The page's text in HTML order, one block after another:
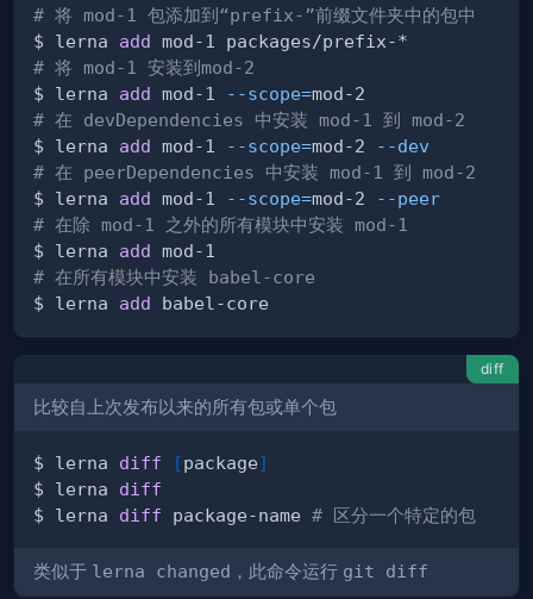
# 将 mod-1 包添加到“prefix-”前缀文件夹中的包中
$ lerna add
# 将 mod-1 安装到mod-2
$ lerna add mod-1 --scope=
# 在 devDependencies 中安装 mod-1 到 mod-2
$ lerna add mod-1 --scope=mod-2
--dev
# 在 peerDependencies 中安装 mod-1 到 mod-2
$ lerna add mod-1 --scope=mod-2
--peer
# 在除 mod-1 之外的所有模块中安装 mod-1
$ lerna add
# 在所有模块中安装 babel-core
$ lerna add
diff
比较自上次发布以来的所有包或单个包
$ lerna diff [package]
$ lerna diff
$ lerna diff package-name # 区分一个特定的包
类似于 lerna changed ，此命令运行 git diff